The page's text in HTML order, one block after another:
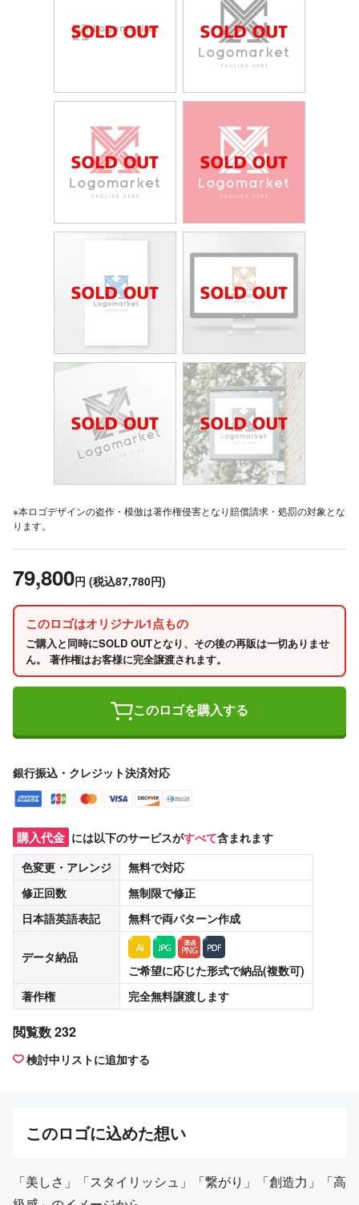
※本ロゴデザインの盗作・模倣は著作権侵害となり賠償請求・処罰の対象とな
ります。
79,800円 (税込87,780円)
このロゴはオリジナル1点もの
ご購入と同時にSOLD OUTとなり、その後の再販は一切ありませ
ん。 著作権はお客様に完全譲渡されます。
このロゴを購入する
銀行振込・クレジット決済対応
購入代金 には以下のサービスがすべて含まれます
色変更・アレンジ
無料で対応
修正回数
無制限で修正
日本語英語表記
無料で両パターン作成
データ納品
ご希望に応じた形式で納品(複数可)
著作権
完全無料譲渡します
閲覧数 232
検討中リストに追加する
このロゴに込めた想い
「美しさ」「スタイリッシュ」「繋がり」「創造力」「高